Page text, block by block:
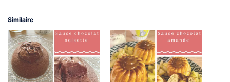
Similaire